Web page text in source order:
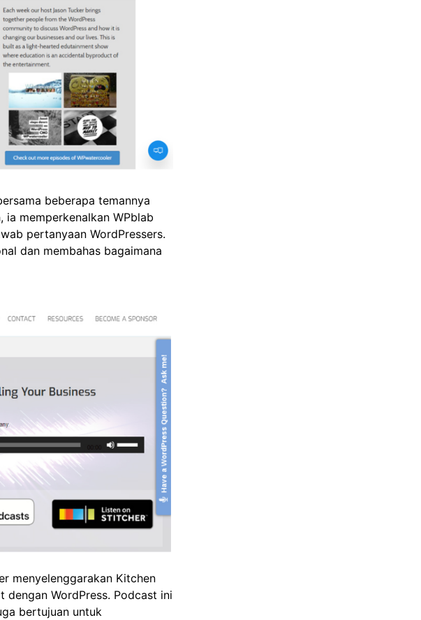
beberapa temannya
ia memperkenalkan WPblab
pertanyaan WordPressers.
dan membahas bagaimana
menyelenggarakan Kitchen
dengan WordPress. Podcast ini
bertujuan untuk